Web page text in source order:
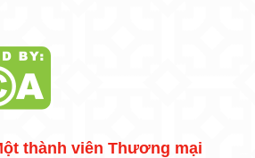
thành viên Thương mại